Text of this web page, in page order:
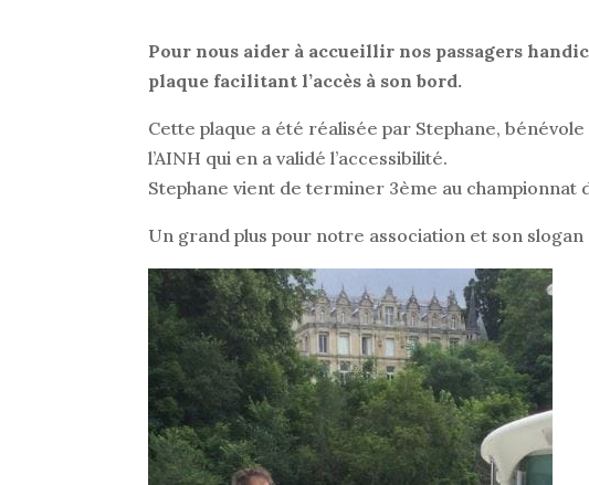
Pour nous aider à accueillir nos passagers
plaque facilitant l’accès à son bord.
Cette plaque a été réalisée par Stephane,
l’AINH qui en a validé l’accessibilité.
Stephane vient de terminer 3ème au championnat
Un grand plus pour notre association et son slogan